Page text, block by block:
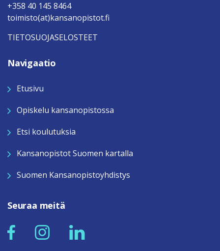
+358 40 145 8464
toimisto(at)kansanopistot.fi
TIETOSUOJASELOSTEET
Navigaatio
Etusivu
Opiskelu kansanopistossa
Etsi koulutuksia
Kansanopistot Suomen kartalla
Suomen Kansanopistoyhdistys
Seuraa meitä